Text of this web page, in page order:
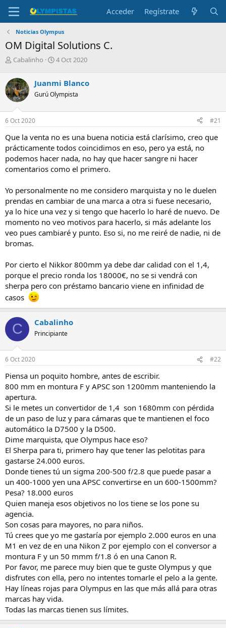
Acceder Regístrate
Noticias Olympus
OM Digital Solutions C.
I
i
c
i
a
d
o
d
e
l
t
a
Cabalinho
F
h
a
e
i
c
i
o
4 Oct 2020
Juanmi Blanco
Gurú Olympista
6 Oct 2020 #21
Que la venta no es una buena noticia está clarísimo, creo que
prácticamente todos coincidimos en eso, pero ya está, no
podemos hacer nada, no hay que hacer sangre ni hacer
comentarios como el primero.
Yo personalmente no me considero marquista y no le duelen
prendas en cambiar de una marca a otra si fuese necesario,
ya lo hice una vez y si tengo que hacerlo lo haré de nuevo. De
momento no veo motivos para hacerlo, si más adelante los
veo pues cambiaré y punto. Eso si, no me reiré de nadie, ni de
bromas.
Por cierto el Nikkor 800mm ya debe dar calidad con el 1,4,
porque el precio ronda los 18000€, no se si vendrá con
sherpa pero con préstamo bancario viene en infinidad de
casos
C Cabalinho
Principiante
6 Oct 2020 #22
Piensa un poquito hombre, antes de escribir.
800 mm en montura F y APSC son 1200mm manteniendo la
apertura.
Si le metes un convertidor de 1,4 son 1680mm con pérdida
de un paso de luz y para cámaras que te mantienen el foco
automático la D7500 y la D500.
Dime marquista, que Olympus hace eso?
El Sherpa para ti, primero hay que tener las pelotitas para
gastarse 24.000 euros.
Donde tienes tú un sigma 200-500 f/2.8 que puede pasar a
un 400-1000 yen una APSC convertirse en un 600-1500mm?
Pesa? 18.000 euros
Quien maneja esos objetivos no los tiene se los pone su
agencia.
Son cosas para mayores, no para niños.
Tú crees que yo me gastaría por ejemplo 2.000 euros en una
M1 en vez de en una Nikon Z por ejemplo con el conversor a
montura F y un 50 mmm f/1.8 ó en una Canon R.
Por favor, me parece muy bien que te guste Olympus y que
disfrutes con ella, pero no intentes tomarle el pelo a la gente.
Hay líneas rojas para Olympus en las que más allá para otras
marcas hay vida.
Todas las marcas tienen sus límites.